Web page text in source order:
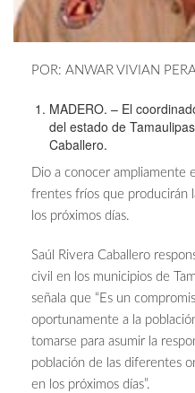
POR: ANWAR VIVIAN
MADERO. – El
del estado de
Caballero.
Dio a conocer ampliamente
frentes fríos que producirán
los próximos días.
Saúl Rivera Caballero
civil en los municipios de
señala que “Es un
oportunamente a la
tomarse para asumir la
población de las diferentes
en los próximos días”.